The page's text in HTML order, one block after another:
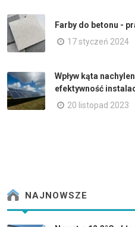
Farby do betonu -
17 styczeń 2024
Wpływ kąta
efektywność
20 listopad 2023
NAJNOWSZE